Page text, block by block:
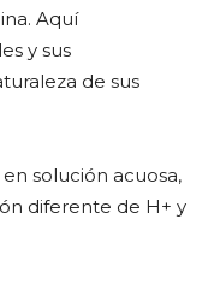
Aquí
y sus
de sus
solución acuosa,
diferente de H+ y